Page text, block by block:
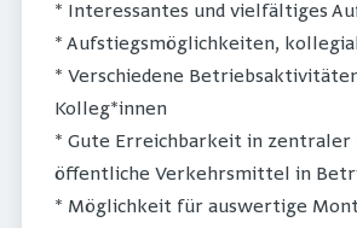
* Interessantes und vielfältiges
* Aufstiegsmöglichkeiten,
* Verschiedene
Kolleg*innen
* Gute Erreichbarkeit in zentraler
öffentliche Verkehrsmittel in
* Möglichkeit für auswertige